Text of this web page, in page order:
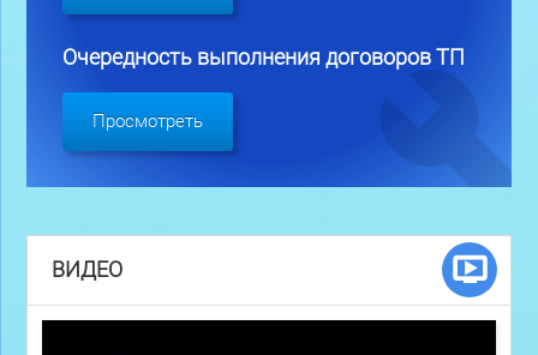
Очередность выполнения договоров ТП
Просмотреть
ВИДЕО